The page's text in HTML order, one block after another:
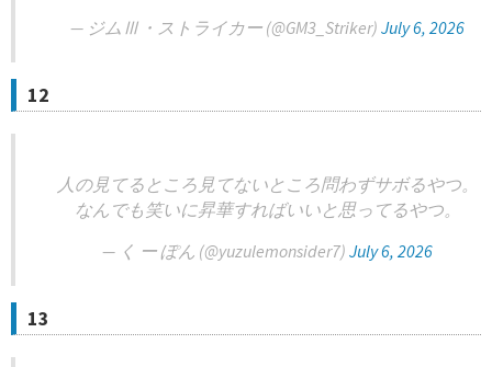
— ジムⅢ・ストライカー (@GM3_Striker) July 6, 2026
12
人の見てるところ見てないところ問わずサボるやつ。
なんでも笑いに昇華すればいいと思ってるやつ。
— く ー ぽん (@yuzulemonsider7) July 6, 2026
13